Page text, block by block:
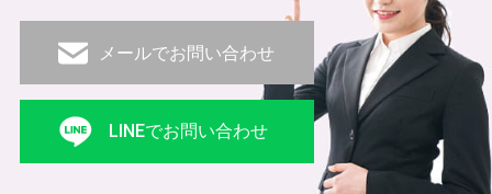
メールでお問い合わせ
LINEでお問い合わせ